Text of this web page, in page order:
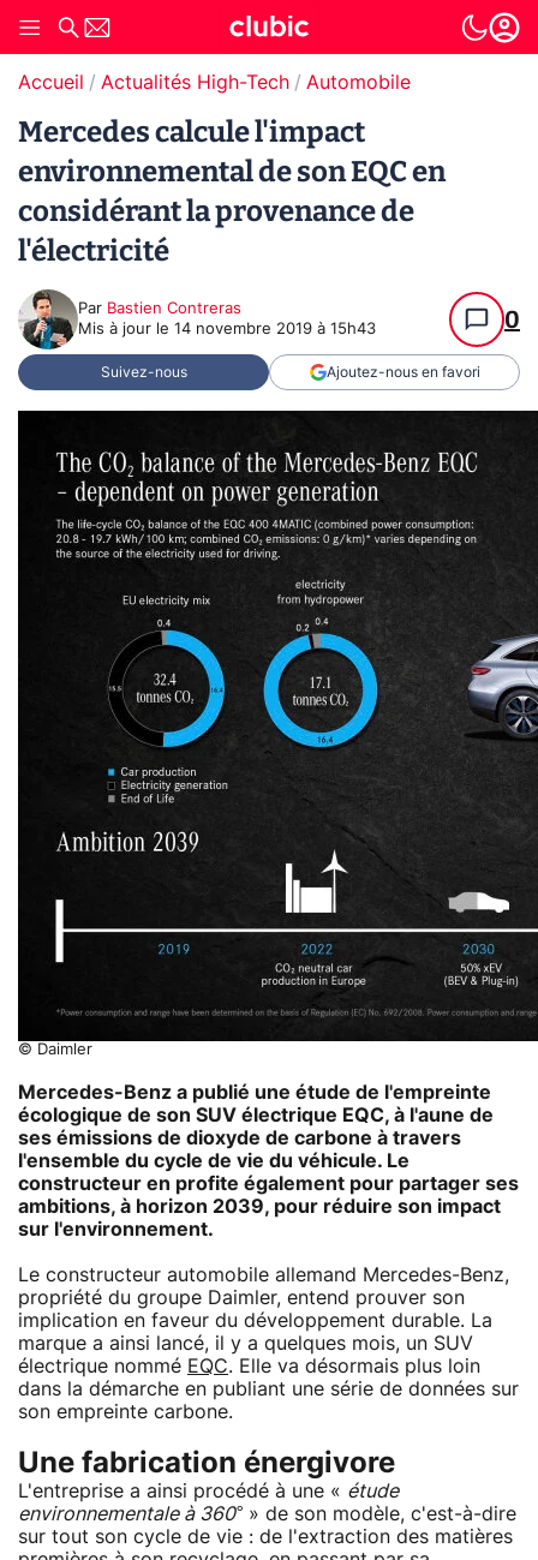
Accueil Actualités High-Tech Automobile
Mercedes calcule l'impact
environnemental de son EQC en
considérant la provenance de
l'électricité
Par Bastien Contreras
Mis à jour le 14 novembre 2019 à 15h43 0
Suivez-nous Ajoutez-nous en favori
© Daimler
Mercedes-Benz a publié une étude de l'empreinte
écologique de son SUV électrique EQC, à l'aune de
ses émissions de dioxyde de carbone à travers
l'ensemble du cycle de vie du véhicule. Le
constructeur en profite également pour partager ses
ambitions, à horizon 2039, pour réduire son impact
sur l'environnement.
Le constructeur automobile allemand Mercedes-Benz,
propriété du groupe Daimler, entend prouver son
implication en faveur du développement durable. La
marque a ainsi lancé, il y a quelques mois, un SUV
électrique nommé EQC. Elle va désormais plus loin
dans la démarche en publiant une série de données sur
son empreinte carbone.
Une fabrication énergivore
L'entreprise a ainsi procédé à une « étude
environnementale à 360° » de son modèle, c'est-à-dire
sur tout son cycle de vie : de l'extraction des matières